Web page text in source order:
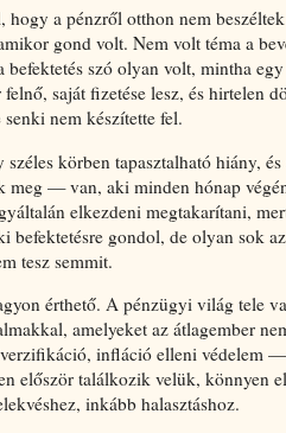
hogy a pénzről otthon nem
gond volt. Nem volt téma a
befektetés szó olyan volt, mintha
saját fizetése lesz, és hirtelen
nem készítette fel.
körben tapasztalható hiány,
meg — van, aki minden hónap
elkezdeni megtakarítani,
befektetésre gondol, de olyan sok
tesz semmit.
érthető. A pénzügyi világ tele
amelyeket az átlagember
infláció elleni védelem
először találkozik velük, könnyen
inkább halasztáshoz.